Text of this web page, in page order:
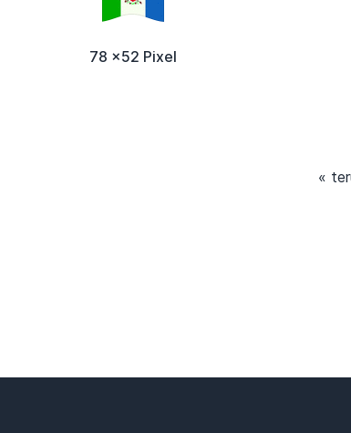
78 x52 Pixel
«